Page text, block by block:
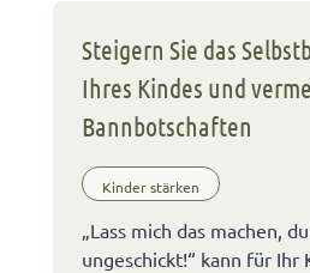
Steigern Sie das
Ihres Kindes und
Bannbotschaften
Kinder stärken
„Lass mich das machen,
ungeschickt!“ kann für Ihr